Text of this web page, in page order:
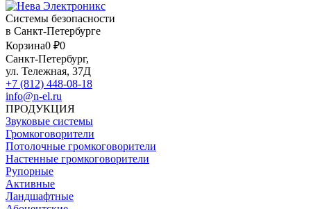
Системы безопасности
в Санкт-Петербурге
Корзина0 ₽0
Санкт-Петербург,
ул. Тележная, 37Д
+7 (812) 448-08-18
info@n-el.ru
ПРОДУКЦИЯ
Звуковые системы
Громкоговорители
Потолочные громкоговорители
Настенные громкоговорители
Рупорные
Активные
Ландшафтные